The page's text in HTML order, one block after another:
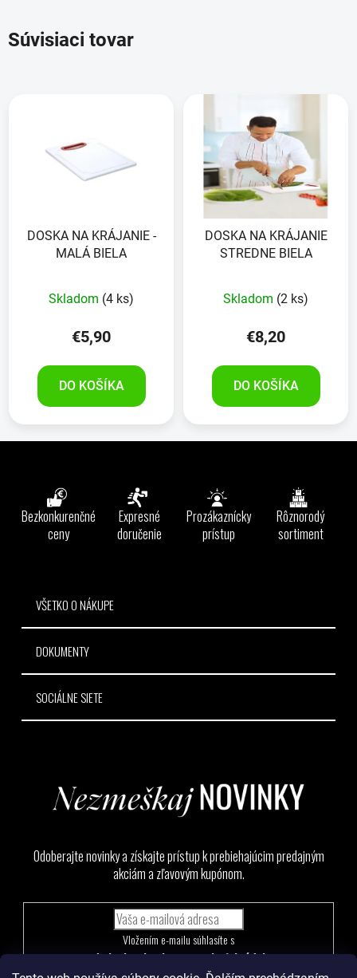
Súvisiaci tovar
DOSKA NA KRÁJANIE -
MALÁ BIELA
Skladom (4 ks)
€5,90
DO KOŠÍKA
DOSKA NA KRÁJANIE
STREDNE BIELA
Skladom (2 ks)
€8,20
DO KOŠÍKA
Bezkonkurenčné
ceny
Expresné
doručenie
Prozákaznícky
prístup
Rôznorodý
sortiment
VŠETKO O NÁKUPE
DOKUMENTY
SOCIÁLNE SIETE
Odoberajte novinky a získajte prístup k prebiehajúcim predajným
akciám a zľavovým kupónom.
podmienkami ochrany osobných údajov